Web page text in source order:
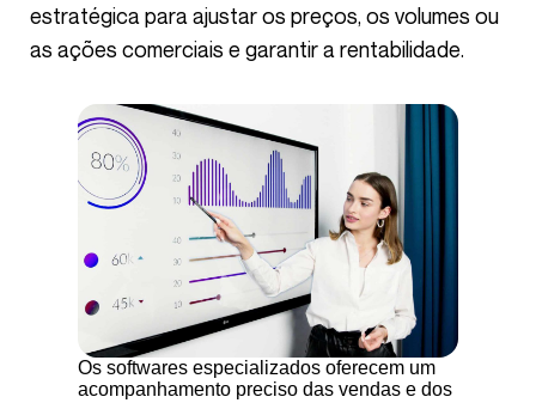
estratégica para ajustar os preços, os volumes ou
as ações comerciais e garantir a rentabilidade.
Os softwares especializados oferecem um
acompanhamento preciso das vendas e dos